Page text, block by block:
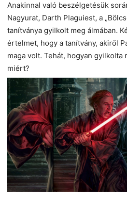
Anakinnal való beszélgetésük
Nagyurat, Darth Plaguiest, a
tanítványa gyilkolt meg álmában.
értelmet, hogy a tanítvány, akiről
maga volt. Tehát, hogyan gyilkolta
miért?